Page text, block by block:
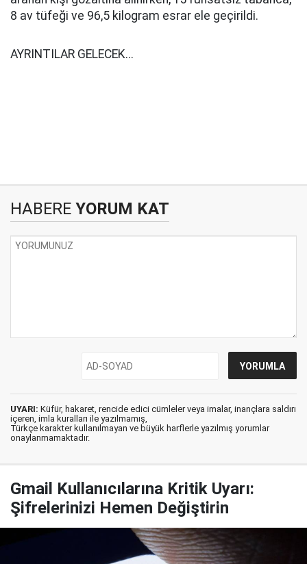
8 av tüfeği ve 96,5 kilogram esrar ele geçirildi.
AYRINTILAR GELECEK...
HABERE YORUM KAT
UYARI: Küfür, hakaret, rencide edici cümleler veya imalar, inançlara saldırı
içeren, imla kuralları ile yazılmamış,
Türkçe karakter kullanılmayan ve büyük harflerle yazılmış yorumlar
onaylanmamaktadır.
Gmail Kullanıcılarına Kritik Uyarı:
Şifrelerinizi Hemen Değiştirin